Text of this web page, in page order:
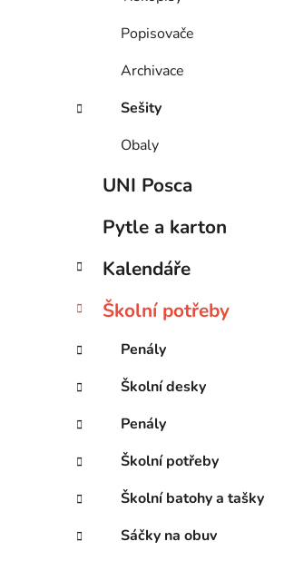
Popisovače
Archivace
Sešity
Obaly
UNI Posca
Pytle a karton
Kalendáře
Školní potřeby
Penály
Školní desky
Penály
Školní potřeby
Školní batohy a tašky
Sáčky na obuv